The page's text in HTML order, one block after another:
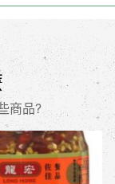
商品?